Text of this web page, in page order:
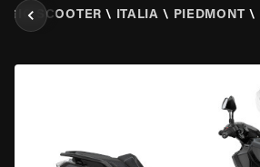
SCOOTER \ ITALIA \ PIEDMONT \